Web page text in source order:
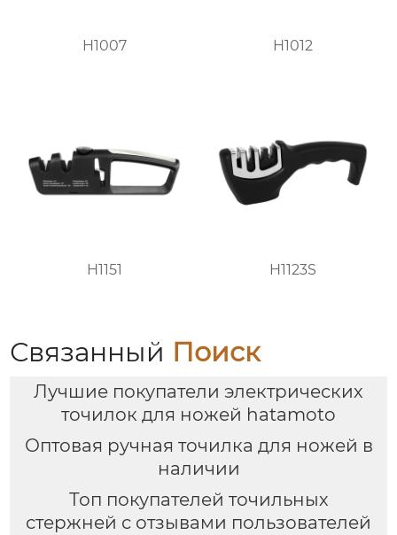
H1007 H1012
H1151 H1123S
Связанный Поиск
Лучшие покупатели электрических
точилок для ножей hatamoto
Оптовая ручная точилка для ножей в
наличии
Топ покупателей точильных
стержней с отзывами пользователей